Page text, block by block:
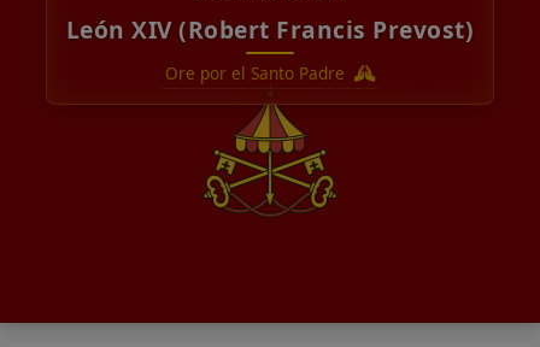
León XIV (Robert Francis Prevost)
Ore por el Santo Padre